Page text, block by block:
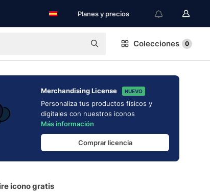
Planes y precios
Colecciones 0
Merchandising License NUEVO
Personaliza tus productos físicos y
digitales con nuestros iconos
Más información
Comprar licencia
icono gratis